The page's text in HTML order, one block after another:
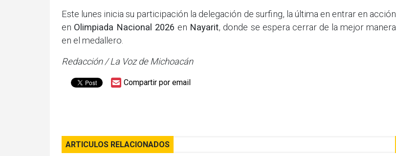
Este lunes inicia su participación la delegación de surfing, la última en entrar en acción
en Olimpiada Nacional 2026 en Nayarit, donde se espera cerrar de la mejor manera
en el medallero.
Redacción / La Voz de Michoacán
Compartir por email
ARTICULOS RELACIONADOS